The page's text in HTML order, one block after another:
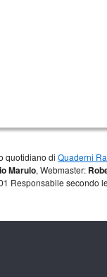
quotidiano di Quaderni
Marulo, Webmaster:
Responsabile secondo